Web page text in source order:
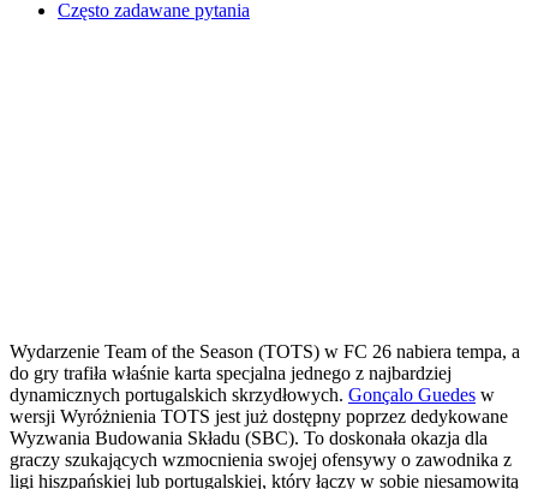
Często zadawane pytania
Wydarzenie Team of the Season (TOTS) w FC 26 nabiera tempa, a
do gry trafiła właśnie karta specjalna jednego z najbardziej
dynamicznych portugalskich skrzydłowych. Gonçalo Guedes w
wersji Wyróżnienia TOTS jest już dostępny poprzez dedykowane
Wyzwania Budowania Składu (SBC). To doskonała okazja dla
graczy szukających wzmocnienia swojej ofensywy o zawodnika z
ligi hiszpańskiej lub portugalskiej, który łączy w sobie niesamowitą